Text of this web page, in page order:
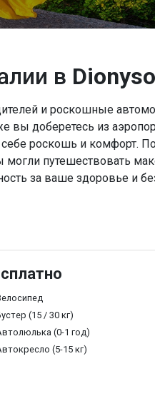
в
и роскошные
доберетесь из
роскошь и комфорт.
путешествовать
за ваше здоровье и
(15 / 30 кг)
(0-1 год)
(5-15 кг)